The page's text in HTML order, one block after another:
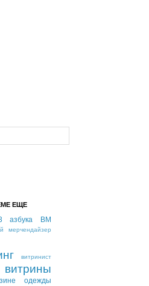
ЕЩЕ
азбука ВМ
мерчендайзер
витринист
витрины
одежды